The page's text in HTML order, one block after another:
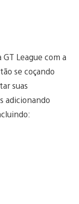
League com a
se coçando
suas
adicionando